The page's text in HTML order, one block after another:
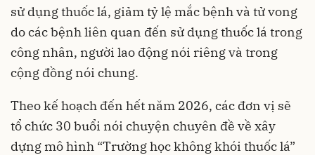
sử dụng thuốc lá, giảm tỷ lệ mắc bệnh và tử vong
do các bệnh liên quan đến sử dụng thuốc lá trong
công nhân, người lao động nói riêng và trong
cộng đồng nói chung.
Theo kế hoạch đến hết năm 2026, các đơn vị sẽ
tổ chức 30 buổi nói chuyện chuyên đề về xây
dựng mô hình “Trường học không khói thuốc lá”